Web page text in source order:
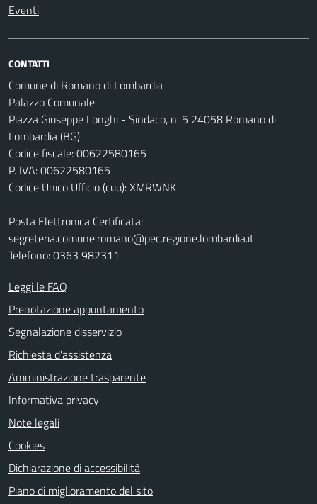
Eventi
CONTATTI
Comune di Romano di Lombardia
Palazzo Comunale
Piazza Giuseppe Longhi - Sindaco, n. 5 24058 Romano di
Lombardia (BG)
Codice fiscale: 00622580165
P. IVA: 00622580165
Codice Unico Ufficio (cuu): XMRWNK
Posta Elettronica Certificata:
segreteria.comune.romano@pec.regione.lombardia.it
Telefono: 0363 982311
Leggi le FAQ
Prenotazione appuntamento
Segnalazione disservizio
Richiesta d'assistenza
Amministrazione trasparente
Informativa privacy
Note legali
Cookies
Dichiarazione di accessibilità
Piano di miglioramento del sito